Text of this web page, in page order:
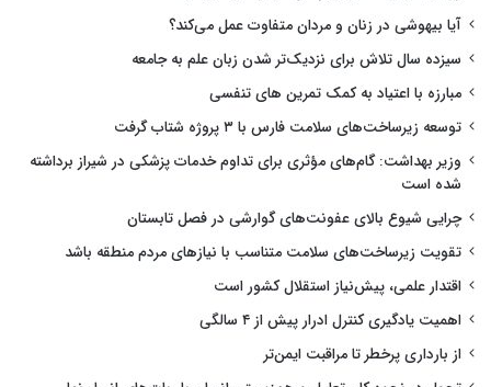
آیا بیهوشی در زنان و مردان متفاوت عمل می‌کند؟
سیزده سال تلاش برای نزدیک‌تر شدن زبان علم به جامعه
مبارزه با اعتیاد به کمک تمرین های تنفسی
توسعه زیرساخت‌های سلامت فارس با ۳ پروژه شتاب گرفت
وزیر بهداشت: گام‌های مؤثری برای تداوم خدمات پزشکی در شیراز برداشته
شده است
چرایی شیوع بالای عفونت‌های گوارشی در فصل تابستان
تقویت زیرساخت‌های سلامت متناسب با نیازهای مردم منطقه باشد
اقتدار علمی، پیش‌نیاز استقلال کشور است
اهمیت یادگیری کنترل ادرار پیش از ۴ سالگی
از بارداری پرخطر تا مراقبت ایمن‌تر